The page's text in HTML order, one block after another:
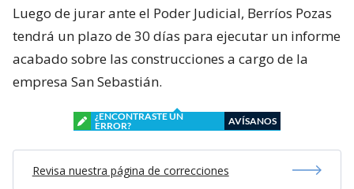
ERROR?
AVÍSANOS
Revisa nuestra página de correcciones